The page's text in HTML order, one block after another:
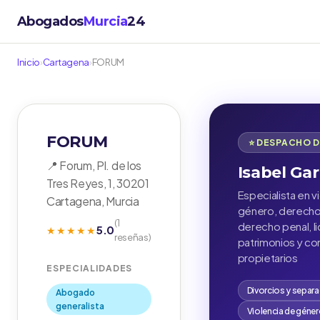
AbogadosMurcia24
Inicio›Cartagena›FORUM
FORUM
📍 Forum, Pl. de los
Tres Reyes, 1, 30201
Cartagena, Murcia
★★★★★5.0(1
reseñas)
ESPECIALIDADES
Abogado
generalista
⭐ DESPACHO
Isabel
Especialista en
género,
derecho penal,
patrimonios y
propietarios
Divorcios y
Violencia de